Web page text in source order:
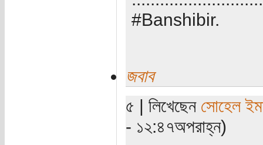
#Banshibir.
জবাব
৫ | লিখেছেন সোহেল
- ১২:৪৭অপরাহ্ন)